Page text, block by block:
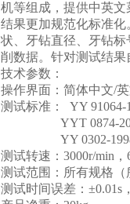
机等组成，提供中英
结果更加规范化标准
状
牙钻直径 牙钻标
削数据。针对测试结果
技术参数：
操作界面：简体中文/
测试标准：
YY 91064-
YYT 0874-2013
YY 0302-1998
测试转速： 3000r/min
测试范围：所有规格（
测试时间误差： ±0.01s